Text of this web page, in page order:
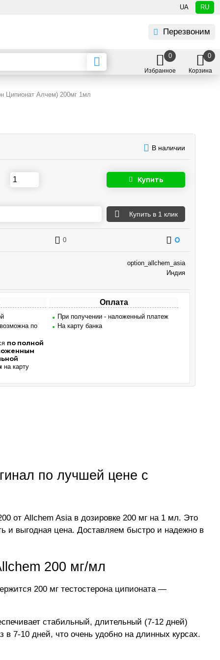
UA RU
Перезвоним
Избранное
0
Корзина
0
Ципионат Алчем) 200мг 1мл
В наличии
Купить
Купить в 1 клик
0 0
option_allchem_asia
Индия
по
по полной
на карту
Оплата
При получении - наложенный платеж
На карту банка
по лучшей цене с
от Allchem Asia в дозировке 200 мг на 1 мл. Это
и выгодная цена. Доставляем быстро и надежно в
200 мг/мл
200 мг тестостерона ципионата —
стабильный, длительный (7-12 дней)
в 7-10 дней, что очень удобно на длинных курсах.